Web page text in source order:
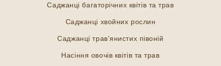
Саджанці багаторічних квітів та трав
Саджанці хвойних рослин
Саджанці трав’янистих півоній
Насіння овочів квітів та трав